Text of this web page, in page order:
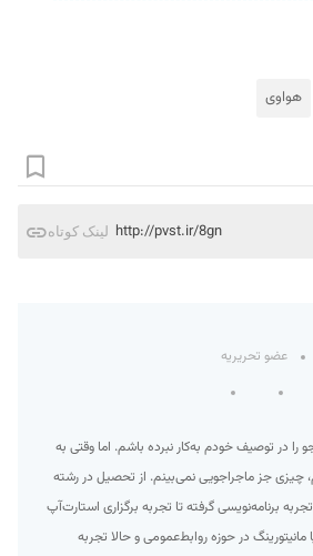
هواوی
لینک کوتاه http://pvst.ir/8gn
عضو تحریریه
در توصیف خودم به‌کار نبرده‌ باشم. اما وقتی به
چیزی جز ماجراجویی نمی‌بینم. از تحصیل در رشته
برنامه‌نویسی گرفته تا تجربه برگزاری استارت‌آپ
در حوزه روابط‌عمومی و حالا تجربه